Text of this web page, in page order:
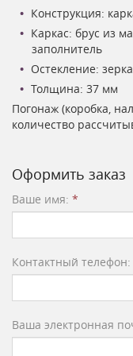
Конструкция:
Каркас: брус из
заполнитель
Остекление:
Толщина: 37 мм
Погонаж (коробка,
количество
Оформить заказ
Ваше имя: *
Контактный телефон:
Ваша электронная